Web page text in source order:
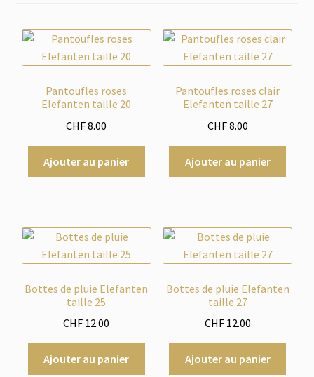
enfant
Les Imparfaits
Pantoufles roses
Elefanten taille 20
CHF8.00
Ajouter au panier
Pantoufles roses clair
Elefanten taille 27
CHF8.00
Ajouter au panier
Bottes de pluie Elefanten
taille 25
CHF 12.00
Ajouter au panier
Bottes de pluie Elefanten
taille 27
CHF12.00
Ajouter au panier